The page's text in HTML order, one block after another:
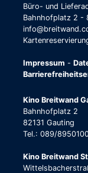
Büro- und
Bahnhofplatz 2 -
Impressum -
Kino Breitwand
Bahnhofplatz 2
82131 Gauting
Tel.: 089/
Kino Breitwand